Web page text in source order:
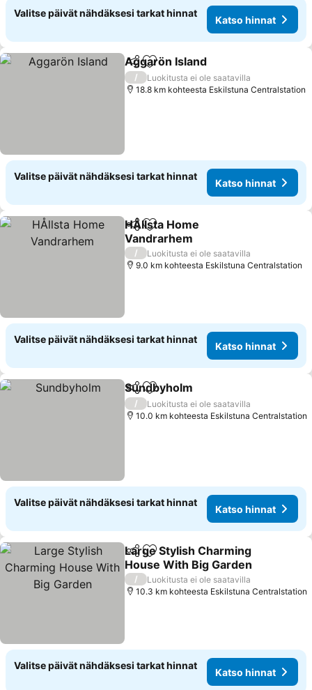
Valitse päivät nähdäksesi tarkat hinnat
Katso hinnat
Jaa Lisää suosikkeihin
Aggarön Island
/
Luokitusta ei ole saatavilla
18.8 km kohteesta Eskilstuna Centralstation
Valitse päivät nähdäksesi tarkat hinnat
Katso hinnat
Jaa Lisää suosikkeihin
HÅllsta Home
Vandrarhem
Katso hinnat
/
Luokitusta ei ole saatavilla
9.0 km kohteesta Eskilstuna Centralstation
Valitse päivät nähdäksesi tarkat hinnat
Katso hinnat
Jaa Lisää suosikkeihin
Sundbyholm
/
Luokitusta ei ole saatavilla
10.0 km kohteesta Eskilstuna Centralstation
Valitse päivät nähdäksesi tarkat hinnat
Katso hinnat
Jaa Lisää suosikkeihin
Large Stylish Charming
House With Big Garden
Katso hinnat
/
Luokitusta ei ole saatavilla
10.3 km kohteesta Eskilstuna Centralstation
Valitse päivät nähdäksesi tarkat hinnat
Katso hinnat